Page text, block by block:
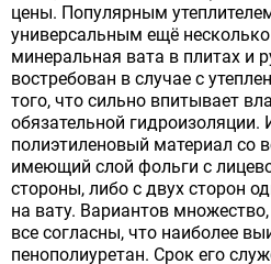
цены. Популярным
универсальным ещё несколько
минеральная вата в плитах и
востребован в случае с
того, что сильно впитывает
обязательной гидроизоляции.
полиэтиленовый материал со
имеющий слой фольги с
стороны, либо с двух сторон
на вату. Вариантов
все согласны, что наиболее
пенополиуретан. Срок его